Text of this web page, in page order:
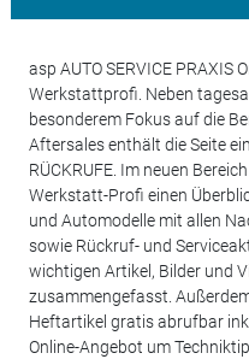
asp AUTO SERVICE
Werkstattprofi. Neben
besonderem Fokus auf die
Aftersales enthält die Seite
RÜCKRUFE. Im neuen
Werkstatt-Profi einen
und Automodelle mit allen
sowie Rückruf- und
wichtigen Artikel, Bilder und
zusammengefasst.
Heftartikel gratis abrufbar
Online-Angebot um